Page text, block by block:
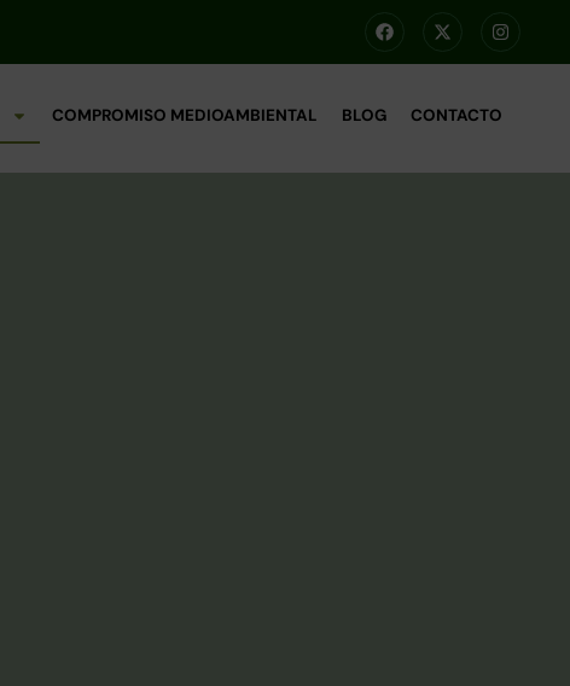
COMPROMISO MEDIOAMBIENTAL BLOG CONTACTO